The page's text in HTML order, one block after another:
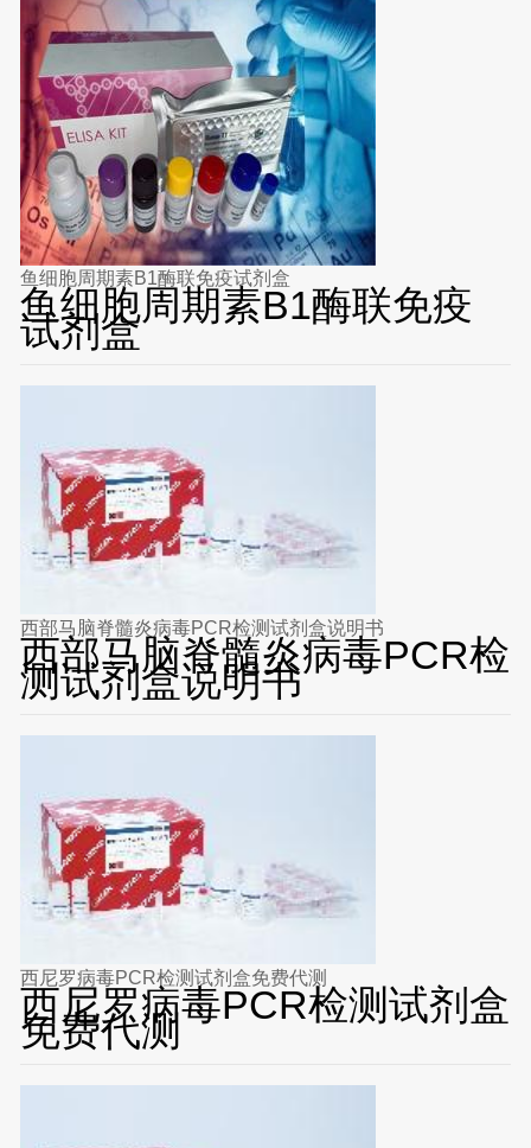
鱼细胞周期素B1酶联免疫试剂盒
鱼细胞周期素B1酶联免疫
试剂盒
西部马脑脊髓炎病毒PCR检测试剂盒说明书
西部马脑脊髓炎病毒PCR检
测试剂盒说明书
西尼罗病毒PCR检测试剂盒免费代测
西尼罗病毒PCR检测试剂盒
免费代测